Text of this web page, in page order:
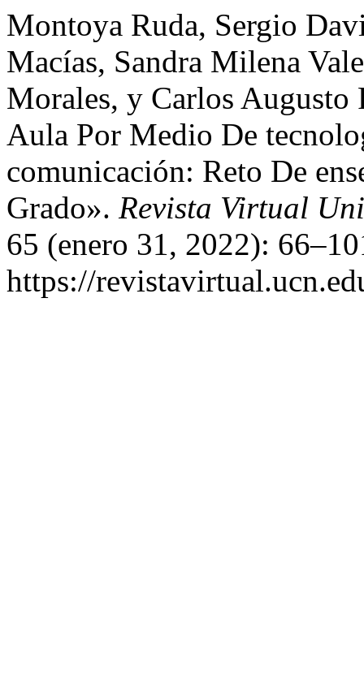
Montoya Ruda, Sergio
Macías, Sandra Milena
Morales, y Carlos
Aula Por Medio De
comunicación: Reto De
Grado». Revista Virtual
65 (enero 31, 2022):
https://